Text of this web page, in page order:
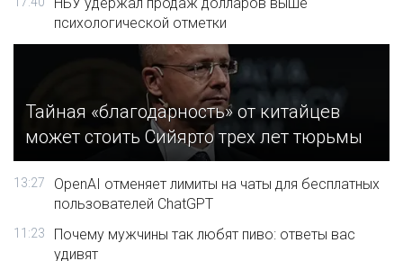
психологической отметки
Тайная «благодарность» от китайцев
может стоить Сийярто трех лет тюрьмы
13:27
OpenAI отменяет лимиты на чаты для бесплатных
пользователей ChatGPT
11:23
Почему мужчины так любят пиво: ответы вас
удивят